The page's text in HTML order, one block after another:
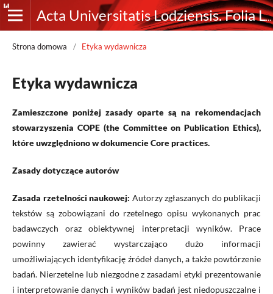
Acta Universitatis Lodziensis. Folia Linguistica
Strona domowa / Etyka wydawnicza
Etyka wydawnicza
Zamieszczone poniżej zasady oparte są na rekomendacjach
stowarzyszenia COPE (the Committee on Publication Ethics),
które uwzględniono w dokumencie Core practices.
Zasady dotyczące autorów
Zasada rzetelności naukowej: Autorzy zgłaszanych do publikacji
tekstów są zobowiązani do rzetelnego opisu wykonanych prac
badawczych oraz obiektywnej interpretacji wyników. Prace
powinny zawierać wystarczająco dużo informacji
umożliwiających identyfikację źródeł danych, a także powtórzenie
badań. Nierzetelne lub niezgodne z zasadami etyki prezentowanie
i interpretowanie danych i wyników badań jest niedopuszczalne i